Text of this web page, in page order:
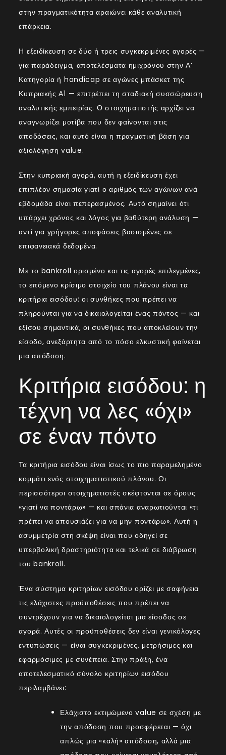
στην πραγματικότητα αραιώνει κάθε αναλυτική
επάρκεια.
Η εξειδίκευση σε δύο ή τρεις συγκεκριμένες αγορές —
για παράδειγμα, αποτελέσματα ημιχρόνου στην Α’
Κατηγορία ή handicap σε αγώνες μπάσκετ της
Κυπριακής Α1 — επιτρέπει τη σταδιακή συσσώρευση
αναλυτικής εμπειρίας. Ο στοιχηματιστής αρχίζει να
αναγνωρίζει μοτίβα που δεν φαίνονται στις
αποδόσεις, και αυτό είναι η πραγματική βάση για
αξιολόγηση value.
Στην κυπριακή αγορά, αυτή η εξειδίκευση έχει
επιπλέον σημασία γιατί ο αριθμός των αγώνων ανά
εβδομάδα είναι πεπερασμένος. Αυτό σημαίνει ότι
υπάρχει χρόνος και λόγος για βαθύτερη ανάλυση —
αντί για γρήγορες αποφάσεις βασισμένες σε
επιφανειακά δεδομένα.
Με το bankroll ορισμένο και τις αγορές επιλεγμένες,
το επόμενο κρίσιμο στοιχείο του πλάνου είναι τα
κριτήρια εισόδου: οι συνθήκες που πρέπει να
πληρούνται για να δικαιολογείται ένας πόντος — και
εξίσου σημαντικά, οι συνθήκες που αποκλείουν την
είσοδο, ανεξάρτητα από το πόσο ελκυστική φαίνεται
μια απόδοση.
Κριτήρια εισόδου: η
τέχνη να λες «όχι»
σε έναν πόντο
Τα κριτήρια εισόδου είναι ίσως το πιο παραμελημένο
κομμάτι ενός στοιχηματιστικού πλάνου. Οι
περισσότεροι στοιχηματιστές σκέφτονται σε όρους
«γιατί να ποντάρω» — και σπάνια αναρωτιούνται «τι
πρέπει να απουσιάζει για να μην ποντάρω». Αυτή η
ασυμμετρία στη σκέψη είναι που οδηγεί σε
υπερβολική δραστηριότητα και τελικά σε διάβρωση
του bankroll.
Ένα σύστημα κριτηρίων εισόδου ορίζει με σαφήνεια
τις ελάχιστες προϋποθέσεις που πρέπει να
συντρέχουν για να δικαιολογείται μια είσοδος σε
αγορά. Αυτές οι προϋποθέσεις δεν είναι γενικόλογες
εντυπώσεις — είναι συγκεκριμένες, μετρήσιμες και
εφαρμόσιμες με συνέπεια. Στην πράξη, ένα
αποτελεσματικό σύνολο κριτηρίων εισόδου
περιλαμβάνει:
Ελάχιστο εκτιμώμενο value σε σχέση με
την απόδοση που προσφέρεται — όχι
απλώς μια «καλή» απόδοση, αλλά μια